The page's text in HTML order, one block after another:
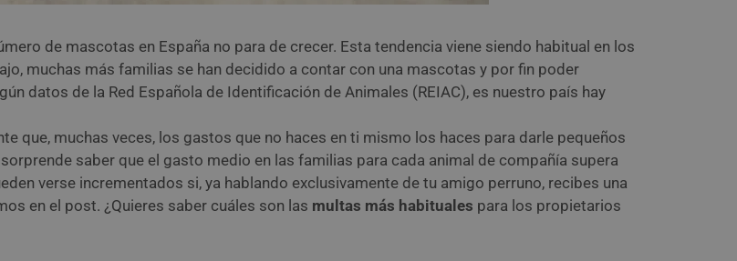
de mascotas en España no para de crecer. Esta tendencia viene siendo habitual en los
muchas más familias se han decidido a contar con una mascotas y por fin poder
datos de la Red Española de Identificación de Animales (REIAC), es nuestro país hay
que, muchas veces, los gastos que no haces en ti mismo los haces para darle pequeños
saber que el gasto medio en las familias para cada animal de compañía supera
verse incrementados si, ya hablando exclusivamente de tu amigo perruno, recibes una
en el post. ¿Quieres saber cuáles son las multas más habituales para los propietarios